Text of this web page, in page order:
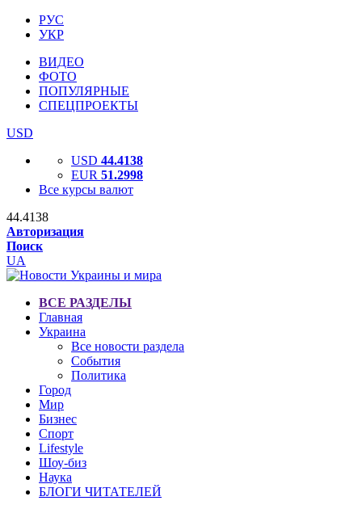
РУС
УКР
ВИДЕО
ФОТО
ПОПУЛЯРНЫЕ
СПЕЦПРОЕКТЫ
USD
USD 44.4138
EUR 51.2998
Все курсы валют
44.4138
Авторизация
Поиск
UA
ВСЕ РАЗДЕЛЫ
Главная
Украина
Все новости раздела
События
Политика
Город
Мир
Бизнес
Спорт
Lifestyle
Шоу-биз
Наука
БЛОГИ ЧИТАТЕЛЕЙ